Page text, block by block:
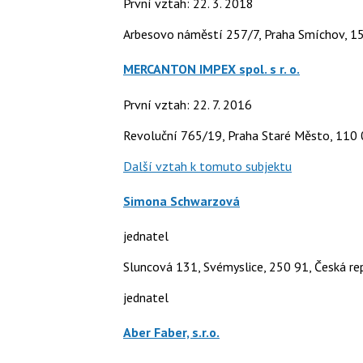
První vztah: 22. 3. 2018
Arbesovo náměstí 257/7, Praha Smíchov,
MERCANTON IMPEX spol. s r. o.
První vztah: 22. 7. 2016
Revoluční 765/19, Praha Staré Město, 110
Další vztah k tomuto subjektu
Simona Schwarzová
jednatel
Sluncová 131, Svémyslice, 250 91, Česká
jednatel
Aber Faber, s.r.o.